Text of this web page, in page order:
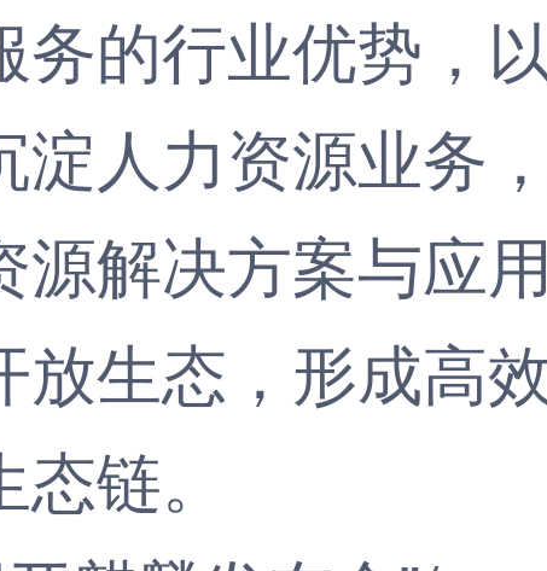
的行业优势，
人力资源业务
源解决方案与应
放生态，形成高
链。